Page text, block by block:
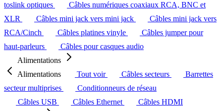
toslink optiques
Câbles numériques coaxiaux RCA, BNC et
XLR
Câbles mini jack vers mini jack
Câbles mini jack vers
RCA/Cinch
Câbles platines vinyle
Câbles jumper pour
haut-parleurs
Câbles pour casques audio
Alimentations
Alimentations
Tout voir Câbles secteurs
Barrettes
secteur multiprises
Conditionneurs de réseau
Câbles USB
Câbles Ethernet
Câbles HDMI